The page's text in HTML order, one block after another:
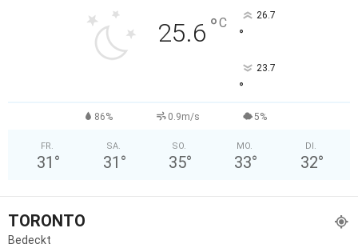
25.6 °C 26.7
°
23.7
°
86% 0.9m/s 5%
FR.
31 °
SA.
31 °
SO.
35°
MO.
33°
DI.
32°
TORONTO
Bedeckt